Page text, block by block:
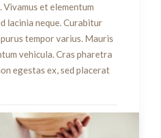
et elementum
lacinia neque. Curabitur
tempor varius. Mauris
vehicula. Cras pharetra
egestas ex, sed placerat